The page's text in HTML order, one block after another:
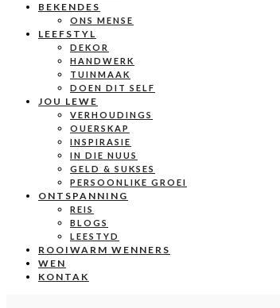
BEKENDES
ONS MENSE
LEEFSTYL
DEKOR
HANDWERK
TUINMAAK
DOEN DIT SELF
JOU LEWE
VERHOUDINGS
OUERSKAP
INSPIRASIE
IN DIE NUUS
GELD & SUKSES
PERSOONLIKE GROEI
ONTSPANNING
REIS
BLOGS
LEESTYD
ROOIWARM WENNERS
WEN
KONTAK